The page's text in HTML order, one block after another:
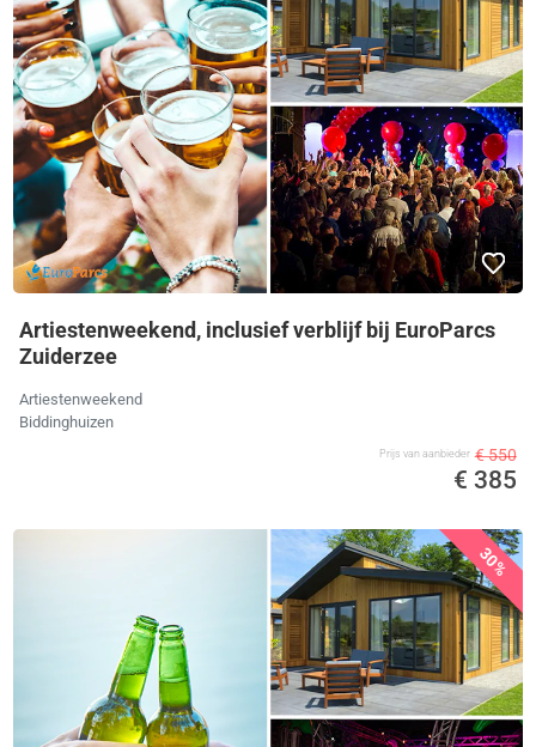
Artiestenweekend, inclusief verblijf bij EuroParcs
Zuiderzee
Artiestenweekend
Biddinghuizen
Prijs van aanbieder € 550
€ 385
30%